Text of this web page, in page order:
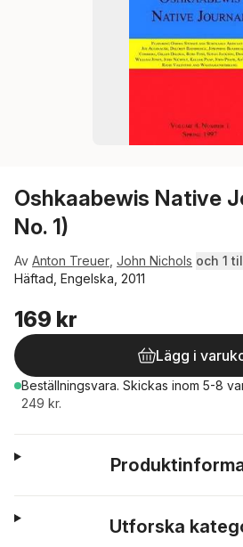
Oshkaabewis Native
No. 1)
Av Anton Treuer John Nichols och 1
Häftad, Engelska, 2011
169 kr
Lägg i
Beställningsvara. Skickas inom 5-8
249 kr.
Utforska